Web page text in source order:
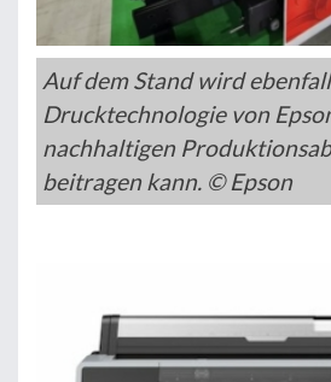
Auf dem Stand wird
Drucktechnologie von
nachhaltigen
beitragen kann. © Epson